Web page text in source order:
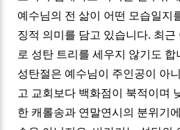
예수님의 전 삶이 어떤 모습일지
징적 의미를 담고 있습니다. 최근
로 성탄 트리를 세우지 않기도 합
성탄절은 예수님이 주인공이 아
고 교회보다 백화점이 북적이며
한 캐롤송과 연말연시의 분위기